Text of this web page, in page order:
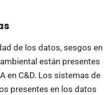
de los datos, sesgos en
están presentes
en C&D. Los sistemas de
presentes en los datos